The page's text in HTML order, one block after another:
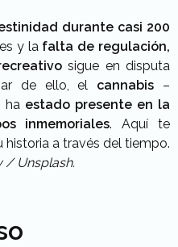
durante casi 200
y lafalta de regulación,
sigue en disputa
de ello, el cannabis –
ha estado presente en la
inmemoriales. Aquí te
a través del tiempo.
/ Unsplash.